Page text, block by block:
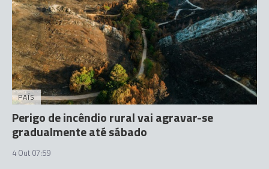
PAÍS
Perigo de incêndio rural vai agravar-se
gradualmente até sábado
4 Out 07:59